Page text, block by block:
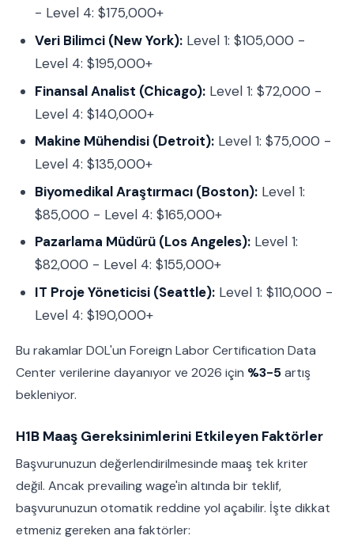
- Level 4: $175,000+
Veri Bilimci (New York): Level 1: $105,000 -
Level 4: $195,000+
Finansal Analist (Chicago): Level 1: $72,000 -
Level 4: $140,000+
Makine Mühendisi (Detroit): Level 1: $75,000 -
Level 4: $135,000+
Biyomedikal Araştırmacı (Boston): Level 1:
$85,000 - Level 4: $165,000+
Pazarlama Müdürü (Los Angeles): Level 1:
$82,000 - Level 4: $155,000+
IT Proje Yöneticisi (Seattle): Level 1: $110,000 -
Level 4: $190,000+
Bu rakamlar DOL'un Foreign Labor Certification Data
Center verilerine dayanıyor ve 2026 için %3-5artış
bekleniyor.
H1B Maaş Gereksinimlerini Etkileyen Faktörler
Başvurunuzun değerlendirilmesinde maaş tek kriter
değil. Ancak prevailing wage'in altında bir teklif,
başvurunuzun otomatik reddine yol açabilir. İşte dikkat
etmeniz gereken ana faktörler: